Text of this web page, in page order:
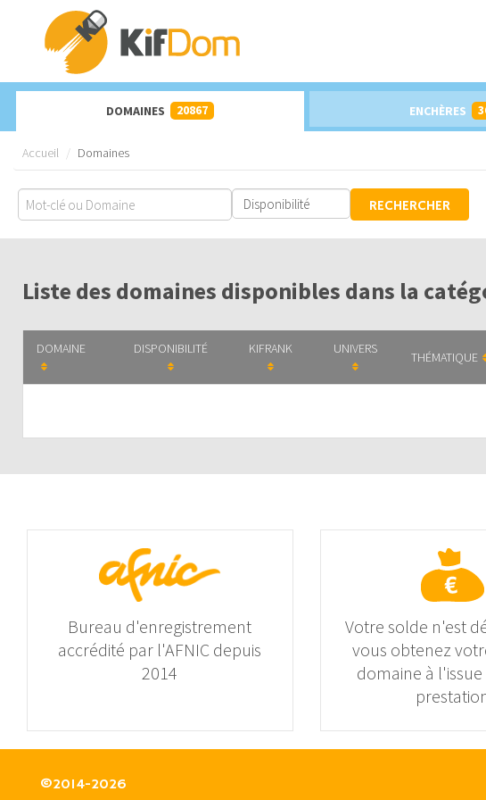
DOMAINES 20867 ENCHÈRES
Accueil Domaines
RECHERCHER
Liste des domaines disponibles dans la
DOMAINE DISPONIBILITÉ KIFRANK UNIVERS
THÉMATIQUE
Bureau d'enregistrement
accrédité par l'AFNIC depuis
2014
Votre solde n'est
vous obtenez
domaine à
©2014-2026